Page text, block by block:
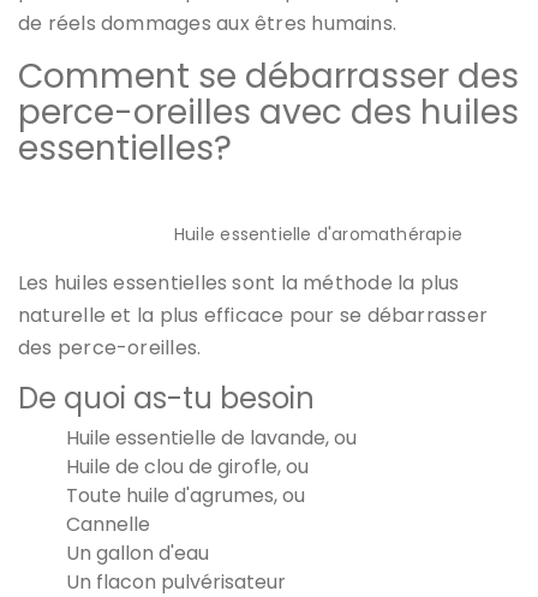
de réels dommages aux êtres humains.
Comment se débarrasser des
perce-oreilles avec des huiles
essentielles?
Huile essentielle d'aromathérapie
Les huiles essentielles sont la méthode la plus
naturelle et la plus efficace pour se débarrasser
des perce-oreilles.
De quoi as-tu besoin
Huile essentielle de lavande, ou
Huile de clou de girofle, ou
Toute huile d'agrumes, ou
Cannelle
Un gallon d'eau
Un flacon pulvérisateur